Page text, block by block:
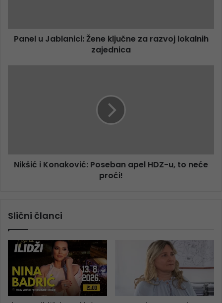
Panel u Jablanici: Žene ključne za razvoj lokalnih
zajednica
Nikšić i Konaković: Poseban apel HDZ-u, to neće
proći!
Slični članci